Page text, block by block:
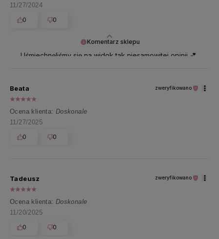
Komentarz sklepu
Uśmiechnęliśmy się na widok tak niesamowitej opinii 💕
11/27/2024
0
0
Beata zweryfikowano
Ocena klienta: Doskonale
11/27/2025
0
0
Tadeusz zweryfikowano
Ocena klienta: Doskonale
11/20/2025
0
0